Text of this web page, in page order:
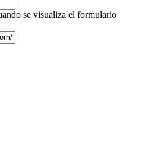
se visualiza el formulario